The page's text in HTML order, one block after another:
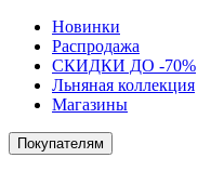
Новинки
Распродажа
СКИДКИ ДО -70%
Льняная коллекция
Магазины
Покупателям